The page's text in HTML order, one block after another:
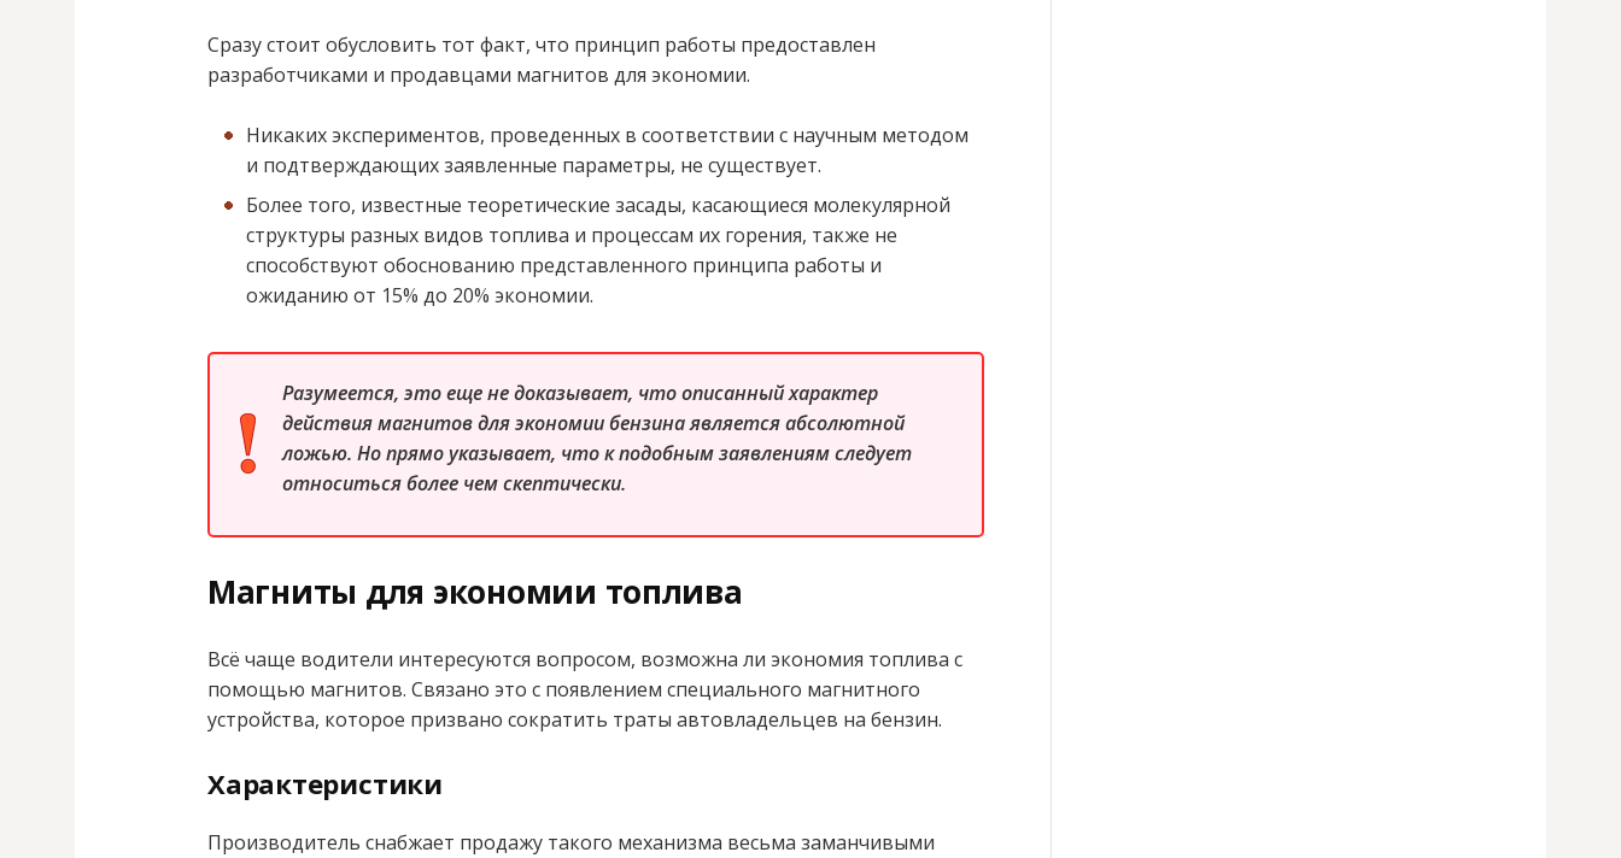
Сразу стоит обусловить тот факт, что принцип работы предоставлен
разработчиками и продавцами магнитов для экономии.
Никаких экспериментов, проведенных в соответствии с научным методом
и подтверждающих заявленные параметры, не существует.
Более того, известные теоретические засады, касающиеся молекулярной
структуры разных видов топлива и процессам их горения, также не
способствуют обоснованию представленного принципа работы и
ожиданию от 15% до 20% экономии.
Разумеется, это еще не доказывает, что описанный характер
действия магнитов для экономии бензина является абсолютной
ложью. Но прямо указывает, что к подобным заявлениям следует
относиться более чем скептически.
Магниты для экономии топлива
Всё чаще водители интересуются вопросом, возможна ли экономия топлива с
помощью магнитов. Связано это с появлением специального магнитного
устройства, которое призвано сократить траты автовладельцев на бензин.
Характеристики
Производитель снабжает продажу такого механизма весьма заманчивыми